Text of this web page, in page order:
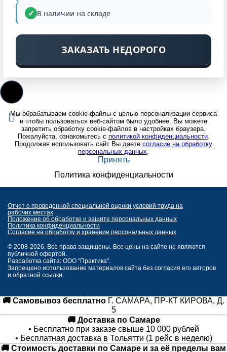
В наличии на складе
ЗАКАЗАТЬ НЕДОРОГО
Мы обрабатываем cookie-файлы с целью персонализации сервиса
и чтобы пользоваться веб-сайтом было удобнее. Вы можете
запретить обработку cookie-файлов в настройках браузера.
Пожалуйста, ознакомьтесь с политикой конфиденциальности.
Продолжая использовать сайт Вы даете согласие на обработку
персональных данных.
Принять
Политика конфиденциальности
Отчет о проведенной специальной оценки условий труда на
рабочих местах
Положение об обработке и защите персональных данных
Политика конфиденциальности
Согласие на обработку и хранение персональных данных
© 2008-2026. Все права защищены. Все цены на сайте не являются
публичной офертой.
Разработка сайта: ООО "Практика".
Запрещено использование материалов сайта без согласия его авторов
и обратной ссылки.
🚚 Самовывоз бесплатно Г. САМАРА, ПР-КТ КИРОВА, Д.
5
🚚 Доставка по Самаре
• Бесплатно при заказе свыше 10 000 рублей
• Бесплатная доставка в Тольятти (1 рейс в неделю)
🚚 Стоимость доставки по Самаре и за её пределы вам